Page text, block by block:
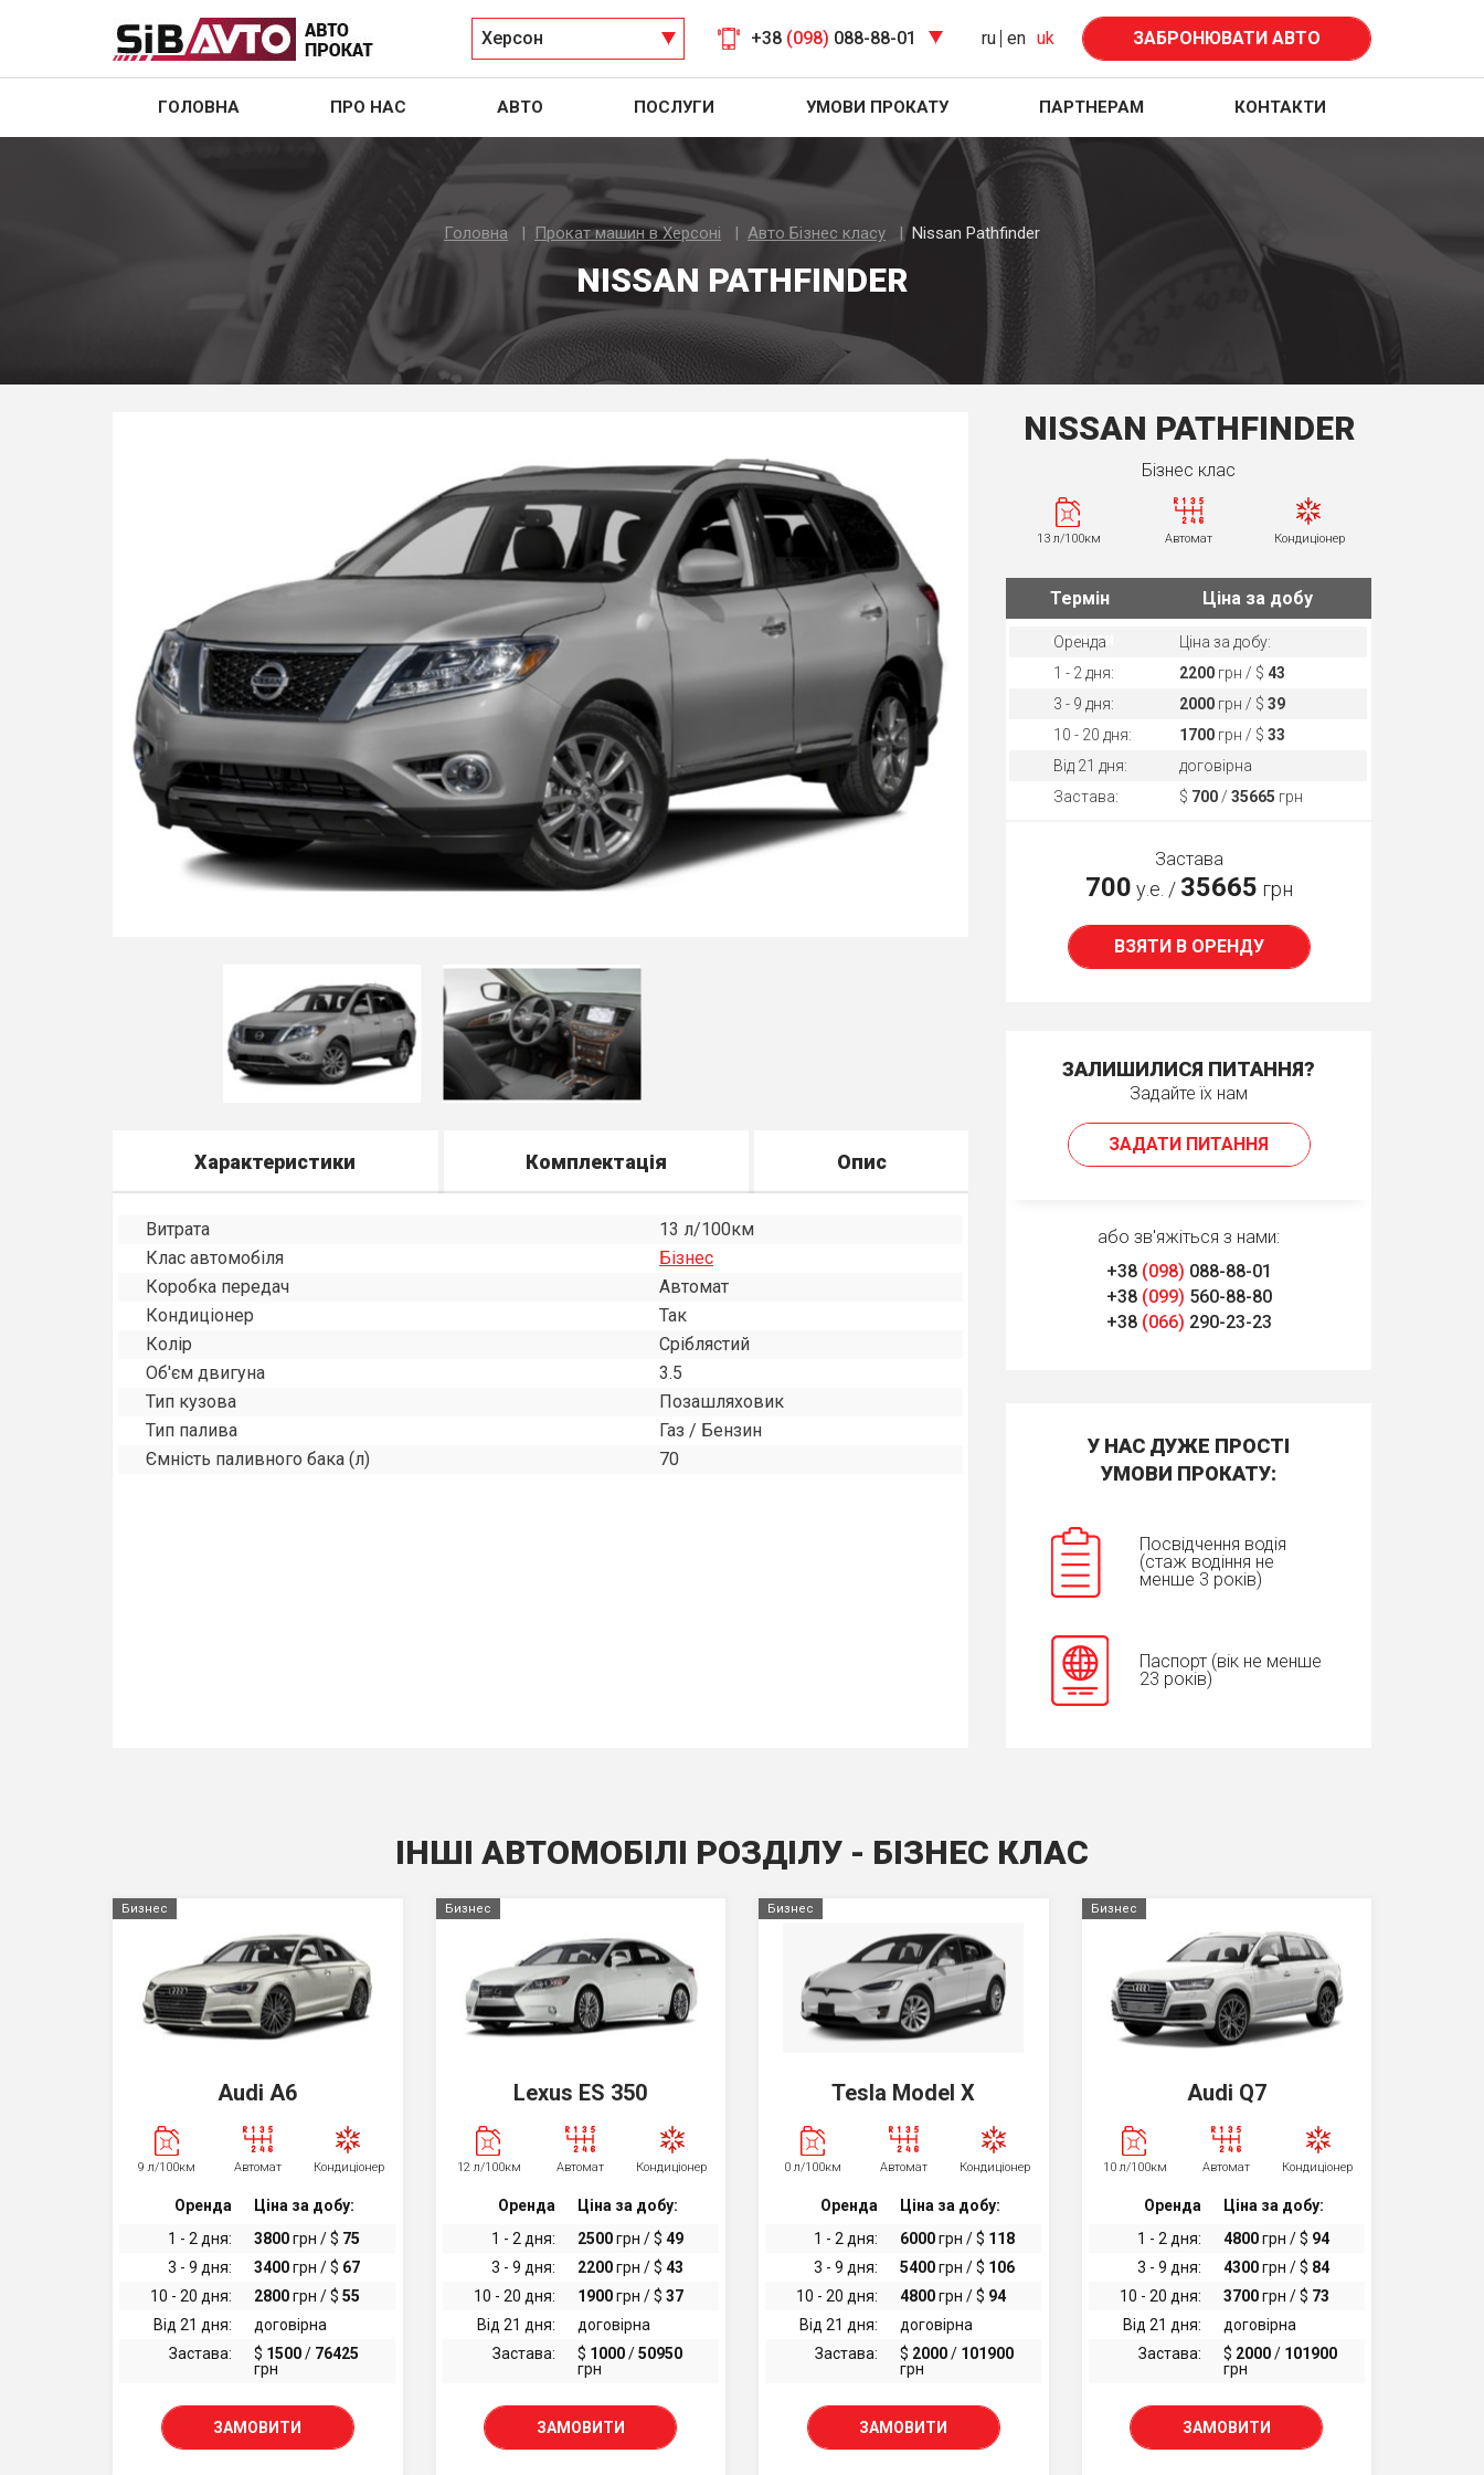
Херсон +38 (098) 088-88-01 ru en uk ЗАБРОНЮВАТИ АВТО
ГОЛОВНА ПРО НАС АВТО ПОСЛУГИ УМОВИ ПРОКАТУ ПАРТНЕРАМ КОНТАКТИ
Головна Прокат машин в Херсоні Авто Бiзнес класу Nissan Pathfinder
NISSAN PATHFINDER
Характеристики Комплектація Опис
Витрата
13 л/100км
Клас автомобіля
Бiзнес
Коробка передач
Автомат
Кондиціонер
Так
Колір
Сріблястий
Об'єм двигуна
3.5
Тип кузова
Позашляховик
Тип палива
Газ / Бензин
Ємність паливного бака (л)
70
NISSAN PATHFINDER
Бiзнес клас
13 л/100км Автомат Кондиціонер
Термін
оренди
Ціна за добу
Оренда
Ціна за добу:
1 - 2 дня:
2200 грн / $43
3 - 9 дня:
2000 грн / $39
10 - 20 дня:
1700 грн / $33
Від 21 дня:
договірна
Застава:
$ 700 /35665 грн
Застава
700 у.е. / 35665 грн
ВЗЯТИ В ОРЕНДУ
ЗАЛИШИЛИСЯ ПИТАННЯ?
Задайте їх нам
ЗАДАТИ ПИТАННЯ
або зв'яжіться з нами:
+38 (098) 088-88-01
+38 (099) 560-88-80
+38 (066) 290-23-23
У НАС ДУЖЕ ПРОСТІ
УМОВИ ПРОКАТУ:
Посвідчення водія
(стаж водіння не
менше 3 років)
Паспорт (вік не менше
23 років)
ІНШІ АВТОМОБІЛІ РОЗДІЛУ - БIЗНЕС КЛАС
Бизнес
Audi A6
9 л/100км Автомат Кондиціонер
Оренда
Ціна за добу:
1 - 2 дня:
3800грн / $ 75
3 - 9 дня:
3400грн / $ 67
10 - 20 дня:
2800грн / $ 55
Від 21 дня:
договірна
Застава:
$ 1500/ 76425
грн
ЗАМОВИТИ
Бизнес
Lexus ES 350
12 л/100км Автомат Кондиціонер
Оренда
Ціна за добу:
1 - 2 дня:
2500грн / $ 49
3 - 9 дня:
2200грн / $ 43
10 - 20 дня:
1900грн / $ 37
Від 21 дня:
договірна
Застава:
$ 1000/50950
грн
ЗАМОВИТИ
Бизнес
Tesla Model X
0 л/100км Автомат Кондиціонер
Оренда
Ціна за добу:
1 - 2 дня:
6000грн / $ 118
3 - 9 дня:
5400грн / $ 106
10 - 20 дня:
4800грн / $ 94
Від 21 дня:
договірна
Застава:
$ 2000/ 101900
грн
ЗАМОВИТИ
Бизнес
Audi Q7
10 л/100км Автомат Кондиціонер
Оренда
Ціна за добу:
1 - 2 дня:
4800грн / $ 94
3 - 9 дня:
4300грн / $ 84
10 - 20 дня:
3700грн / $ 73
Від 21 дня:
договірна
Застава:
$ 2000/ 101900
грн
ЗАМОВИТИ